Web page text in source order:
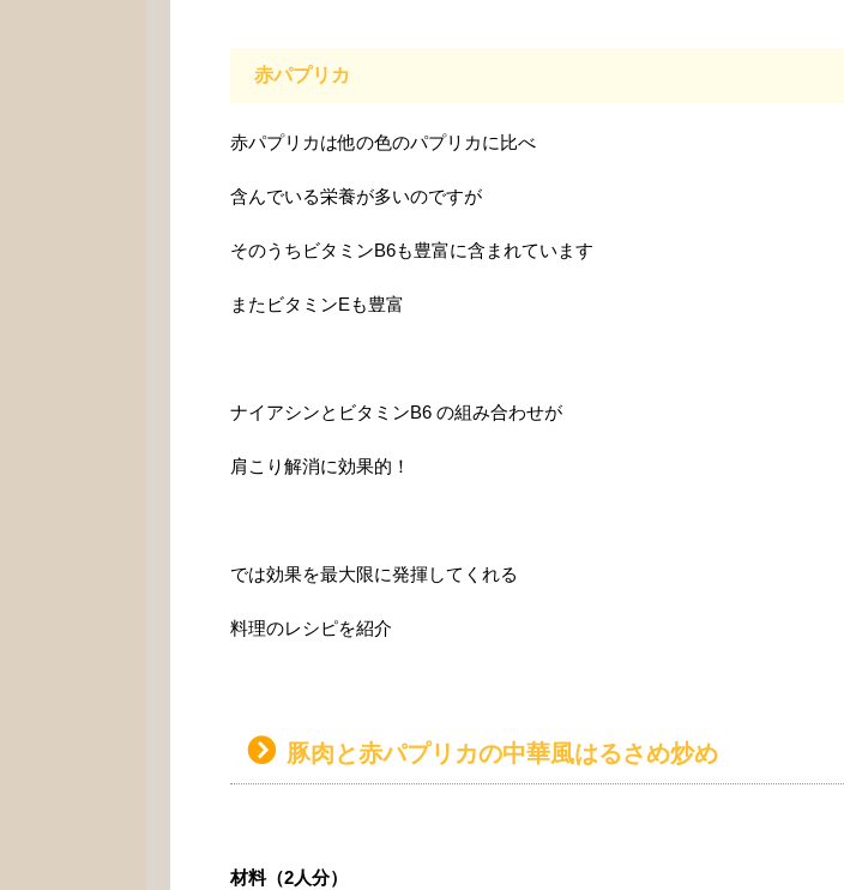
赤パプリカ
赤パプリカは他の色のパプリカに比べ
含んでいる栄養が多いのですが
そのうちビタミンB6も豊富に含まれています
またビタミンEも豊富
ナイアシンとビタミンB6 の組み合わせが
肩こり解消に効果的！
では効果を最大限に発揮してくれる
料理のレシピを紹介
豚肉と赤パプリカの中華風はるさめ炒め
材料（2人分）